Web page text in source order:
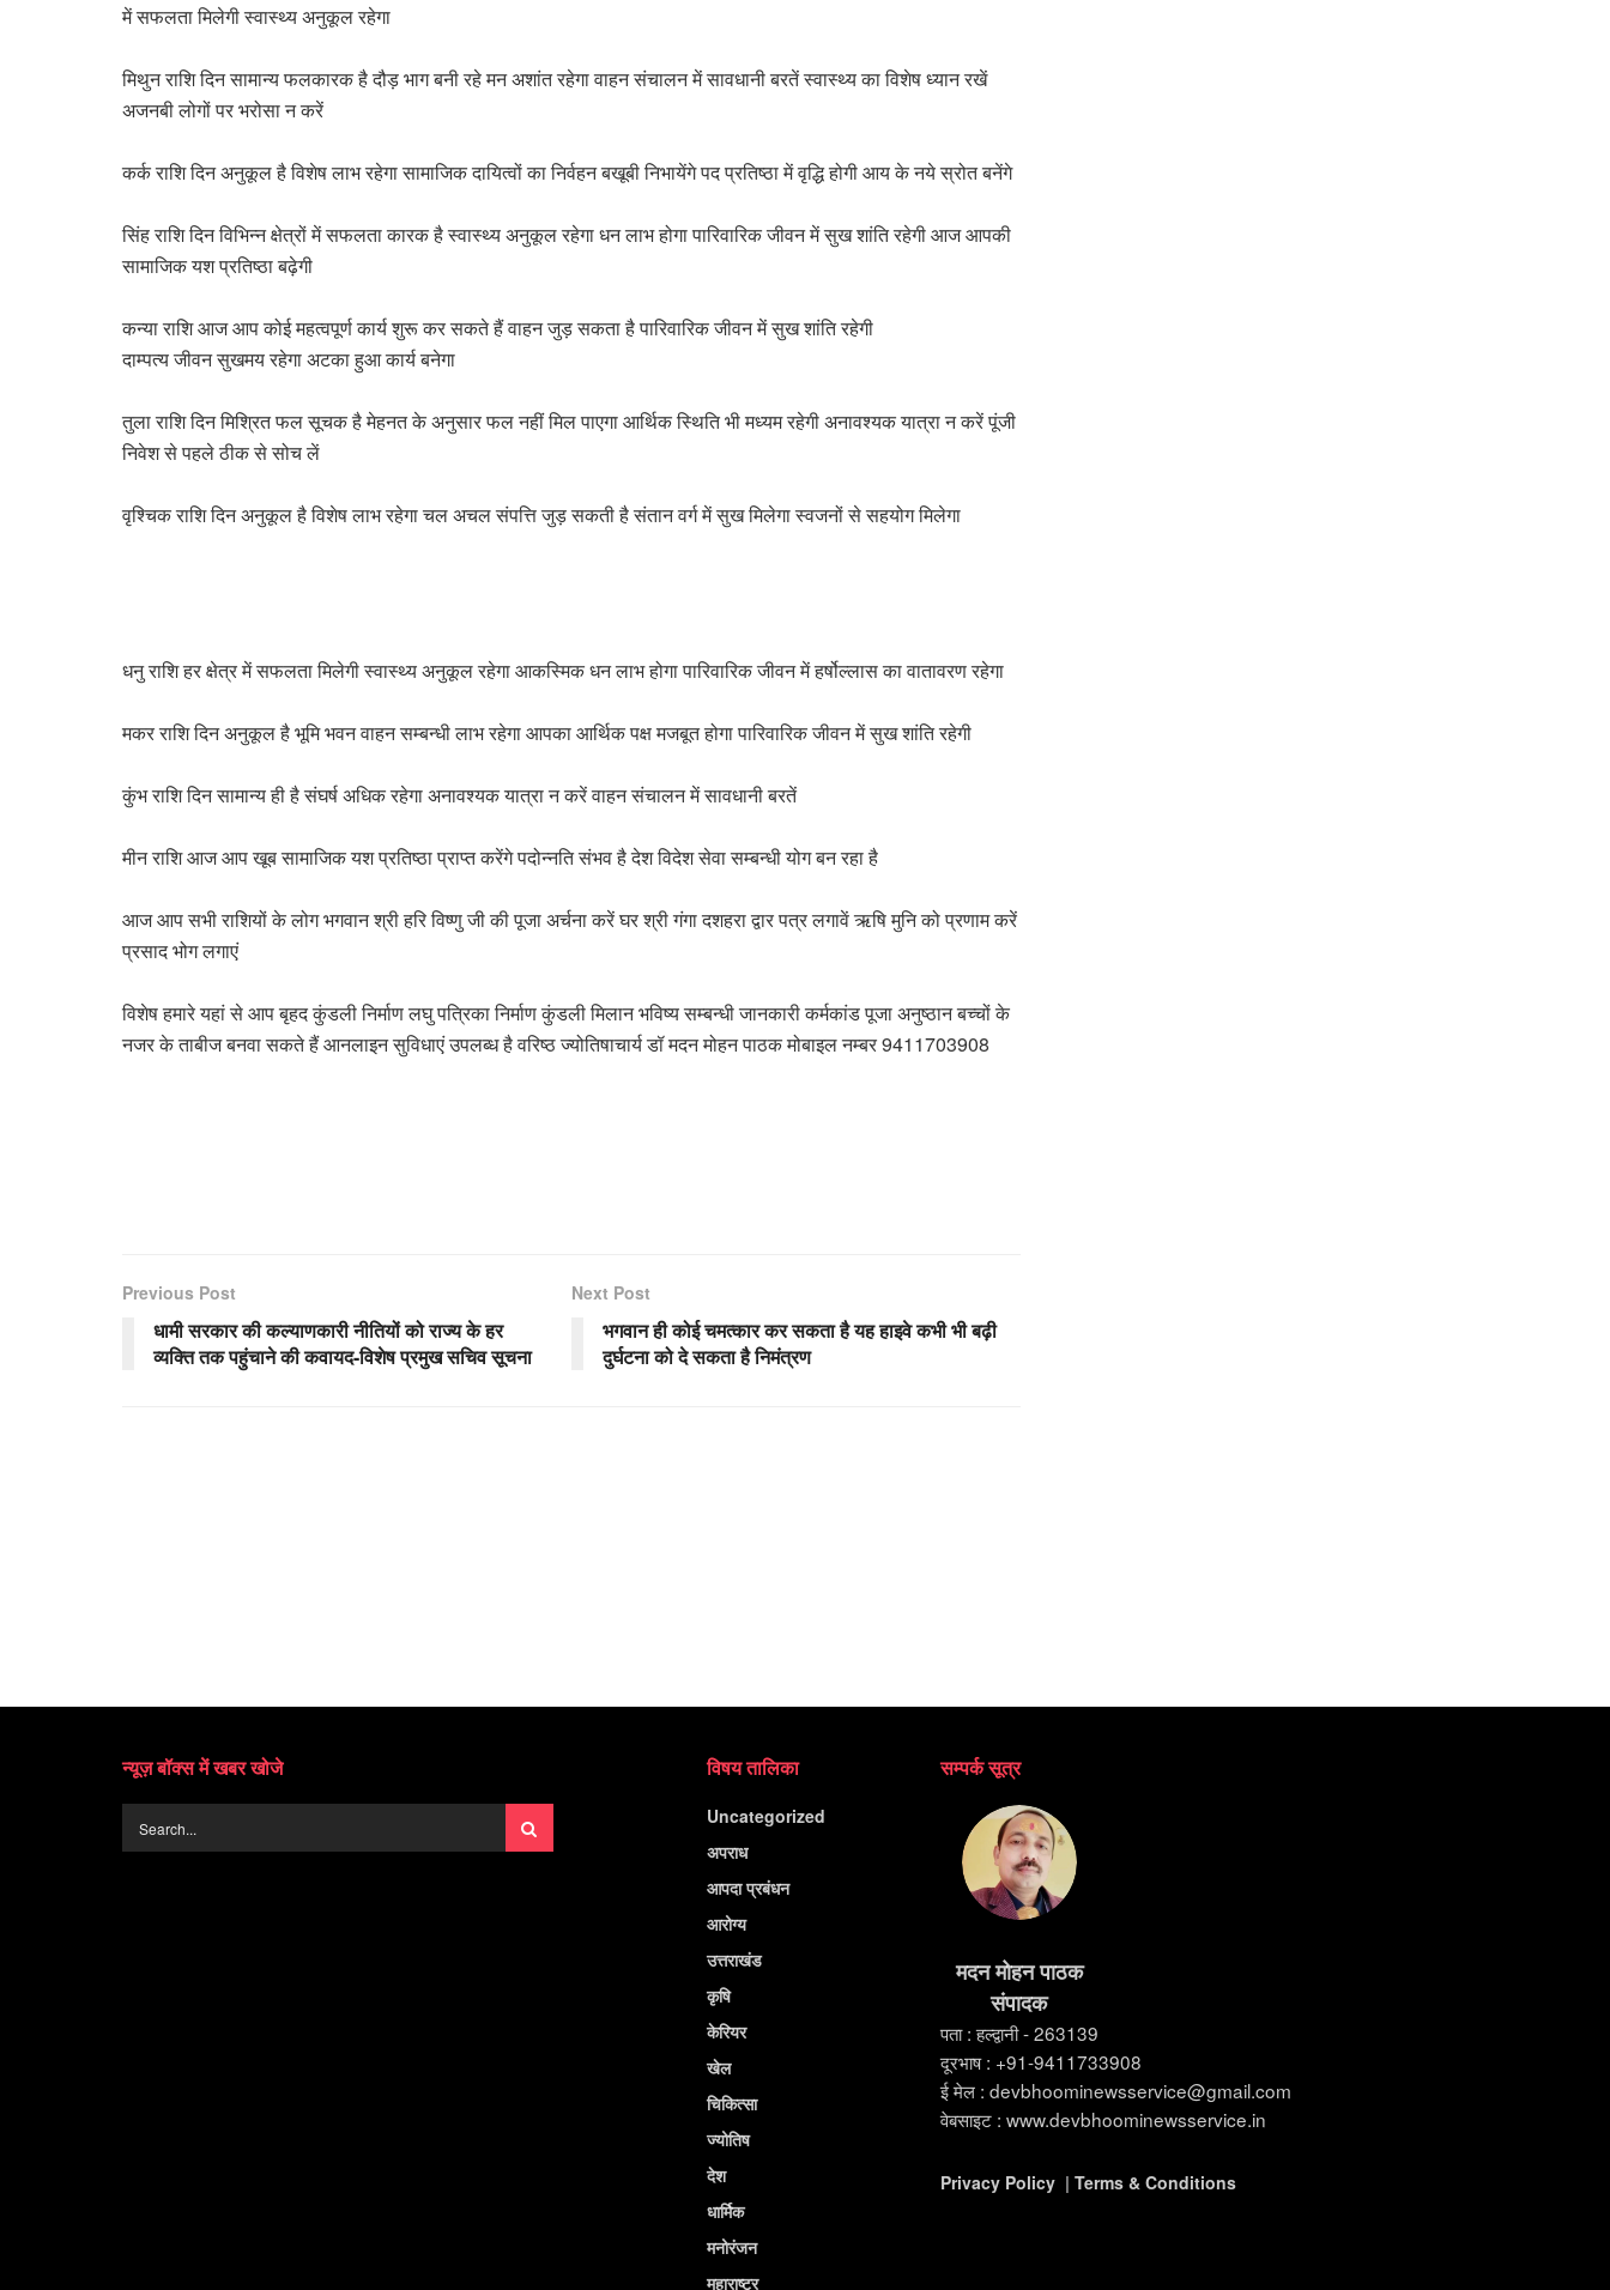
में सफलता मिलेगी स्वास्थ्य अनुकूल रहेगा
मिथुन राशि दिन सामान्य फलकारक है दौड़ भाग बनी रहे मन अशांत रहेगा वाहन संचालन में सावधानी बरतें स्वास्थ्य का विशेष ध्यान रखें
अजनबी लोगों पर भरोसा न करें
कर्क राशि दिन अनुकूल है विशेष लाभ रहेगा सामाजिक दायित्वों का निर्वहन बखूबी निभायेंगे पद प्रतिष्ठा में वृद्धि होगी आय के नये स्रोत बनेंगे
सिंह राशि दिन विभिन्न क्षेत्रों में सफलता कारक है स्वास्थ्य अनुकूल रहेगा धन लाभ होगा पारिवारिक जीवन में सुख शांति रहेगी आज आपकी
सामाजिक यश प्रतिष्ठा बढ़ेगी
कन्या राशि आज आप कोई महत्वपूर्ण कार्य शुरू कर सकते हैं वाहन जुड़ सकता है पारिवारिक जीवन में सुख शांति रहेगी
दाम्पत्य जीवन सुखमय रहेगा अटका हुआ कार्य बनेगा
तुला राशि दिन मिश्रित फल सूचक है मेहनत के अनुसार फल नहीं मिल पाएगा आर्थिक स्थिति भी मध्यम रहेगी अनावश्यक यात्रा न करें पूंजी
निवेश से पहले ठीक से सोच लें
वृश्चिक राशि दिन अनुकूल है विशेष लाभ रहेगा चल अचल संपत्ति जुड़ सकती है संतान वर्ग में सुख मिलेगा स्वजनों से सहयोग मिलेगा
धनु राशि हर क्षेत्र में सफलता मिलेगी स्वास्थ्य अनुकूल रहेगा आकस्मिक धन लाभ होगा पारिवारिक जीवन में हर्षोल्लास का वातावरण रहेगा
मकर राशि दिन अनुकूल है भूमि भवन वाहन सम्बन्धी लाभ रहेगा आपका आर्थिक पक्ष मजबूत होगा पारिवारिक जीवन में सुख शांति रहेगी
कुंभ राशि दिन सामान्य ही है संघर्ष अधिक रहेगा अनावश्यक यात्रा न करें वाहन संचालन में सावधानी बरतें
मीन राशि आज आप खूब सामाजिक यश प्रतिष्ठा प्राप्त करेंगे पदोन्नति संभव है देश विदेश सेवा सम्बन्धी योग बन रहा है
आज आप सभी राशियों के लोग भगवान श्री हरि विष्णु जी की पूजा अर्चना करें घर श्री गंगा दशहरा द्वार पत्र लगावें ऋषि मुनि को प्रणाम करें
प्रसाद भोग लगाएं
विशेष हमारे यहां से आप बृहद कुंडली निर्माण लघु पत्रिका निर्माण कुंडली मिलान भविष्य सम्बन्धी जानकारी कर्मकांड पूजा अनुष्ठान बच्चों के
नजर के ताबीज बनवा सकते हैं आनलाइन सुविधाएं उपलब्ध है वरिष्ठ ज्योतिषाचार्य डॉ मदन मोहन पाठक मोबाइल नम्बर 9411703908
Previous Post
धामी सरकार की कल्याणकारी नीतियों को राज्य के हर
व्यक्ति तक पहुंचाने की कवायद-विशेष प्रमुख सचिव सूचना
Next Post
भगवान ही कोई चमत्कार कर सकता है यह हाइवे कभी भी बढ़ी
दुर्घटना को दे सकता है निमंत्रण
न्यूज़ बॉक्स में खबर खोजे विषय तालिका
Uncategorized
अपराध
आपदा प्रबंधन
आरोग्य
उत्तराखंड
कृषि
केरियर
खेल
चिकित्सा
ज्योतिष
देश
धार्मिक
मनोरंजन
महाराष्ट्र
सम्पर्क सूत्र
मदन मोहन पाठक
संपादक
पता : हल्द्वानी - 263139
दूरभाष : +91-9411733908
ई मेल : devbhoominewsservice@gmail.com
वेबसाइट : www.devbhoominewsservice.in
Privacy Policy| Terms & Conditions